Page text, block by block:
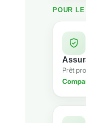
POUR
Prêt